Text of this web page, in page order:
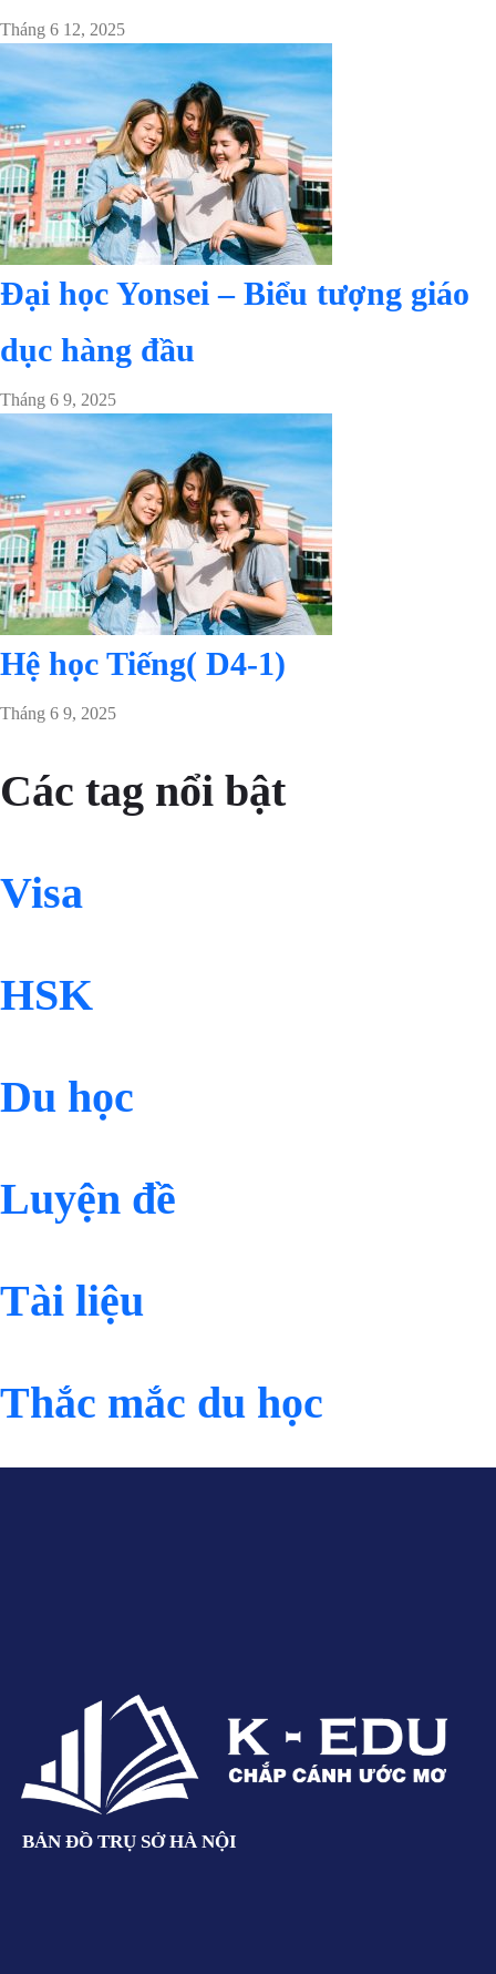
Tháng 6 12, 2025
Đại học Yonsei – Biểu tượng giáo
dục hàng đầu
Tháng 6 9, 2025
Hệ học Tiếng( D4-1)
Tháng 6 9, 2025
Các tag nổi bật
Visa
HSK
Du học
Luyện đề
Tài liệu
Thắc mắc du học
BẢN ĐỒ TRỤ SỞ HÀ NỘI